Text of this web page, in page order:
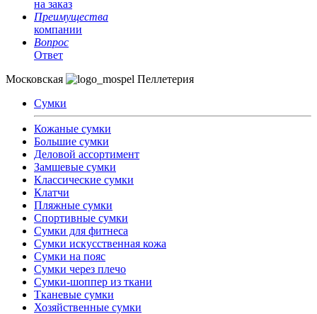
на заказ
Преимущества
компании
Вопрос
Ответ
Московская
Пеллетерия
Сумки
Кожаные сумки
Большие сумки
Деловой ассортимент
Замшевые сумки
Классические сумки
Клатчи
Пляжные сумки
Спортивные сумки
Сумки для фитнеса
Сумки искусственная кожа
Сумки на пояс
Сумки через плечо
Сумки-шоппер из ткани
Тканевые сумки
Хозяйственные сумки